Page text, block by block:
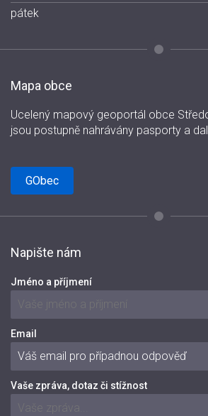
pátek
Mapa obce
Ucelený mapový geoportál obce
jsou postupně nahrávány pasporty a
GObec
Napište nám
Jméno a příjmení
Email
Vaše zpráva, dotaz či stížnost